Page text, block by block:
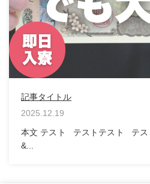
記事タイトル
2025.12.19
本文 テスト テストテスト テ
&...